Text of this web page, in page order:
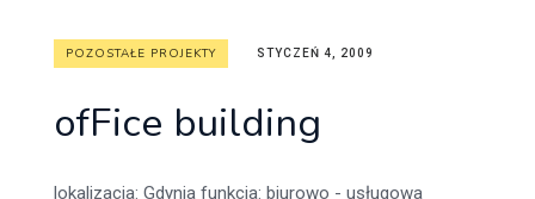
POZOSTAŁE PROJEKTY STYCZEŃ 4, 2009
ofFice building
lokalizacja: Gdynia funkcja: biurowo - usługowa